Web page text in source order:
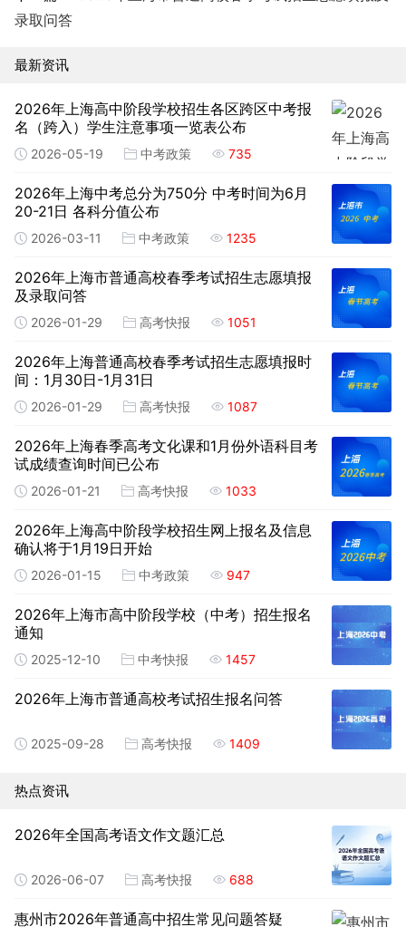
录取问答
最新资讯
2026年上海高中阶段学校招生各区跨区中考报
名（跨入）学生注意事项一览表公布
2026-05-19 中考政策 735
2026年上海中考总分为750分 中考时间为6月
20-21日 各科分值公布
2026-03-11 中考政策 1235
2026年上海市普通高校春季考试招生志愿填报
及录取问答
2026-01-29 高考快报 1051
2026年上海普通高校春季考试招生志愿填报时
间：1月30日-1月31日
2026-01-29 高考快报 1087
2026年上海春季高考文化课和1月份外语科目考
试成绩查询时间已公布
2026-01-21 高考快报 1033
2026年上海高中阶段学校招生网上报名及信息
确认将于1月19日开始
2026-01-15 中考政策 947
2026年上海市高中阶段学校（中考）招生报名
通知
2025-12-10 中考快报 1457
2026年上海市普通高校考试招生报名问答
2025-09-28 高考快报 1409
热点资讯
2026年全国高考语文作文题汇总
2026-06-07 高考快报 688
惠州市2026年普通高中招生常见问题答疑